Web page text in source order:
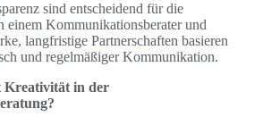
sind entscheidend für die
einem Kommunikationsberater und
langfristige Partnerschaften basieren
und regelmäßiger Kommunikation.
Kreativität in der